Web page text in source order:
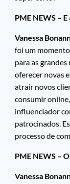
PME NEWS –
Vanessa
foi um
para as
oferecer novas
atrair novos
consumir
influenciador
patrocinados.
processo de
PME NEWS –
Vanessa